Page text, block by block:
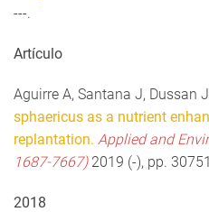
---.
Artículo
Aguirre A, Santana J, Dussan
sphaericus as a nutrient
replantation. Applied and
1687-7667)2019 (-), pp.
2018